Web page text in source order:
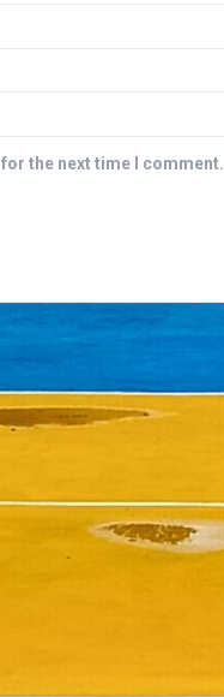
the next time I comment.